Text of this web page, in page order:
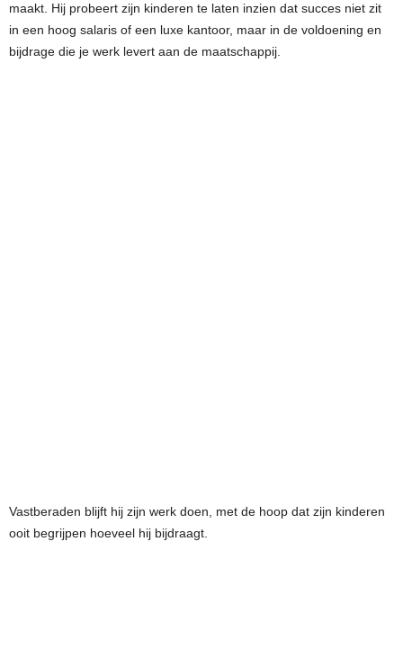
maakt. Hij probeert zijn kinderen te laten inzien dat succes niet zit
in een hoog salaris of een luxe kantoor, maar in de voldoening en
bijdrage die je werk levert aan de maatschappij.
Vastberaden blijft hij zijn werk doen, met de hoop dat zijn kinderen
ooit begrijpen hoeveel hij bijdraagt.